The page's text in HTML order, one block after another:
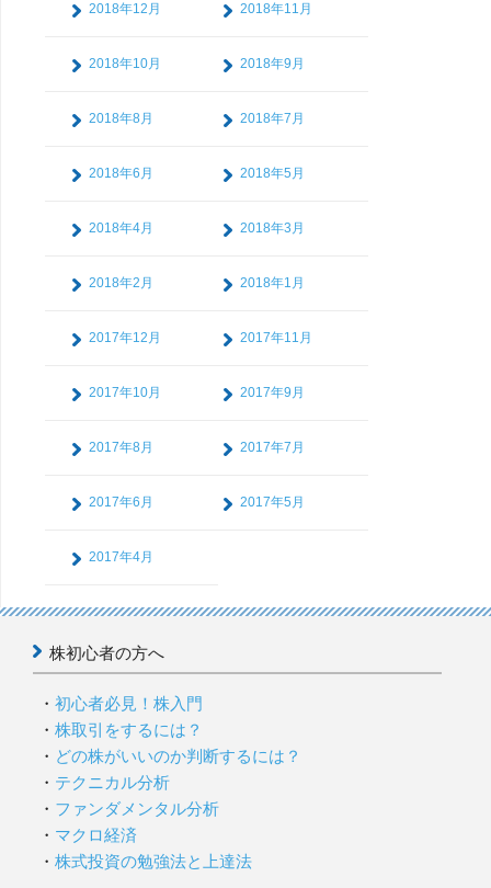
2018年12月 2018年11月
2018年10月 2018年9月
2018年8月 2018年7月
2018年6月 2018年5月
2018年4月 2018年3月
2018年2月 2018年1月
2017年12月 2017年11月
2017年10月 2017年9月
2017年8月 2017年7月
2017年6月 2017年5月
2017年4月
株初心者の方へ
初心者必見！株入門
株取引をするには？
どの株がいいのか判断するには？
テクニカル分析
ファンダメンタル分析
マクロ経済
株式投資の勉強法と上達法